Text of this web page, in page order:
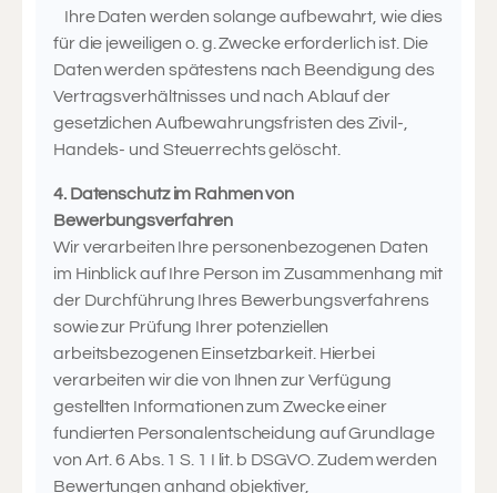
Ihre Daten werden solange aufbewahrt, wie dies
für die jeweiligen o. g. Zwecke erforderlich ist. Die
Daten werden spätestens nach Beendigung des
Vertragsverhältnisses und nach Ablauf der
gesetzlichen Aufbewahrungsfristen des Zivil-,
Handels- und Steuerrechts gelöscht.
4. Datenschutz im Rahmen von
Bewerbungsverfahren
Wir verarbeiten Ihre personenbezogenen Daten
im Hinblick auf Ihre Person im Zusammenhang mit
der Durchführung Ihres Bewerbungsverfahrens
sowie zur Prüfung Ihrer potenziellen
arbeitsbezogenen Einsetzbarkeit. Hierbei
verarbeiten wir die von Ihnen zur Verfügung
gestellten Informationen zum Zwecke einer
fundierten Personalentscheidung auf Grundlage
von Art. 6 Abs. 1 S. 1 I lit. b DSGVO. Zudem werden
Bewertungen anhand objektiver,